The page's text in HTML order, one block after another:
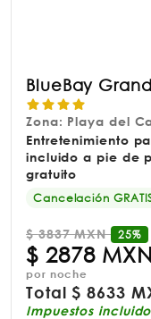
BlueBay
Zona: Playa del
Entretenimiento
incluido a pie de
gratuito
Cancelación
$3837 MXN 25%
$ 2878 MXN
por noche
Total$8633
Impuestos